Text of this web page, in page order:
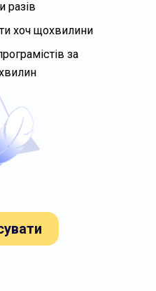
разів
хоч щохвилини
за